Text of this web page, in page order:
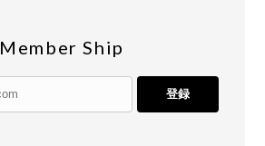
Member Ship
登録